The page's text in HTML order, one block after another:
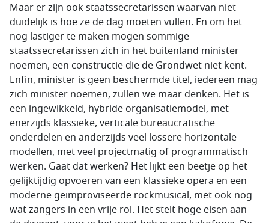
Maar er zijn ook staatssecretarissen waarvan niet
duidelijk is hoe ze de dag moeten vullen. En om het
nog lastiger te maken mogen sommige
staatssecretarissen zich in het buitenland minister
noemen, een constructie die de Grondwet niet kent.
Enfin, minister is geen beschermde titel, iedereen mag
zich minister noemen, zullen we maar denken. Het is
een ingewikkeld, hybride organisatiemodel, met
enerzijds klassieke, verticale bureaucratische
onderdelen en anderzijds veel lossere horizontale
modellen, met veel projectmatig of programmatisch
werken. Gaat dat werken? Het lijkt een beetje op het
gelijktijdig opvoeren van een klassieke opera en een
moderne geïmproviseerde rockmusical, met ook nog
wat zangers in een vrije rol. Het stelt hoge eisen aan